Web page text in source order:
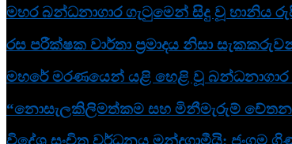
මහර බන්ධනාගාර ගැටුමෙන් සිදු වූ හානිය
රස පරීක්ෂක වාර්තා ප්‍රමාදය නිසා
මහරේ මරණයෙන් යළි හෙළි වූ
“නොසැලකිලිමත්කම සහ මිනීමැරුම්
විදේශ සංචිත වර්ධනය මන්දගාමීයි: ජංගම